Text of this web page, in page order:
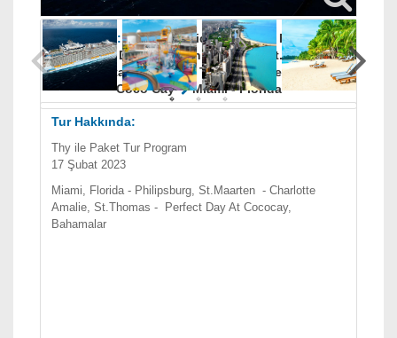
Limanlar :Miami - Florida
Miami - Florida
Denizde
Denizde
Philipsburg - St.Maarten
Charlotta Amalie - St. Thomas
Denizde
Coco Cay
Miami - Florida
Tur Hakkında:
Thy ile Paket Tur Program
17 Şubat 2023
Miami, Florida - Philipsburg, St.Maarten - Charlotte
Amalie, St.Thomas - Perfect Day At Cococay,
Bahamalar